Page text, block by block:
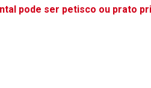
pode ser petisco ou prato